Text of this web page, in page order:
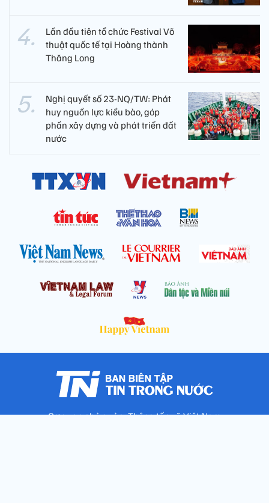
Lần đầu tiên tổ chức Festival Võ
thuật quốc tế tại Hoàng thành
Thăng Long
Nghị quyết số 23-NQ/TW: Phát
huy nguồn lực kiều bào, góp
phần xây dựng và phát triển đất
nước
Cơ quan chủ quản: Thông tấn xã Việt Nam